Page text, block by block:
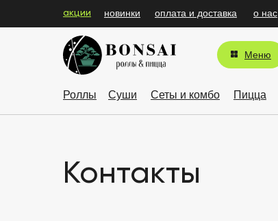
акции новинки оплата и доставка о нас
Меню
Роллы Суши Сеты и комбо Пицца
Контакты